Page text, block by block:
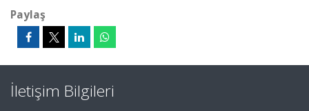
Paylaş
İletişim Bilgileri